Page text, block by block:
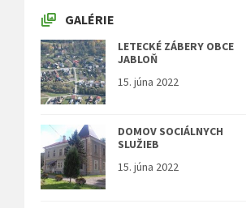
GALÉRIE
LETECKÉ ZÁBERY OBCE
JABLOŇ
15. júna 2022
DOMOV SOCIÁLNYCH
SLUŽIEB
15. júna 2022